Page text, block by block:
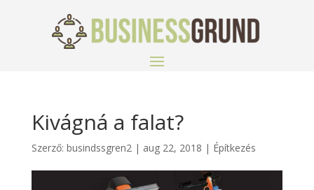
Kivágná a falat?
Szerző: busindssgren2| aug 22, 2018 | Építkezés